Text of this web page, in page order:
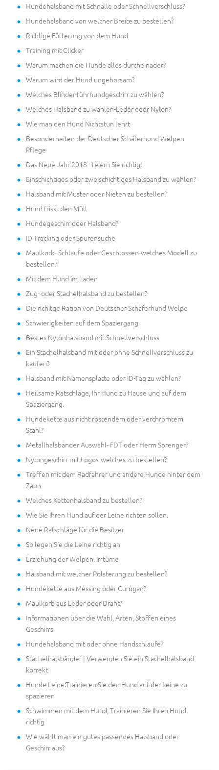
Hundehalsband mit Schnalle oder Schnellverschluss?
Hundehalsband von welcher Breite zu bestellen?
Richtige Fütterung von dem Hund
Training mit Clicker
Warum machen die Hunde alles durcheinader?
Warum wird der Hund ungehorsam?
Welches Blindenführhundgeschirr zu wählen?
Welches Halsband zu wählen-Leder oder Nylon?
Wie man den Hund Nichtstun lehrt
Besonderheiten der Deutscher Schäferhund Welpen
Pflege
Das Neue Jahr 2018 - feiern Sie richtig!
Einschichtiges oder zweischichtiges Halsband zu wählen?
Halsband mit Muster oder Nieten zu bestellen?
Hund frisst den Müll
Hundegeschirr oder Halsband?
ID Tracking oder Spurensuche
Maulkorb- Schlaufe oder Geschlossen-welches Modell zu
bestellen?
Mit dem Hund im Laden
Zug- oder Stachelhalsband zu bestellen?
Die richitge Ration von Deutscher Schäferhund Welpe
Schwierigkeiten auf dem Spaziergang
Bestes Nylonhalsband mit Schnellverschluss
Ein Stachelhalsband mit oder ohne Schnellverschluss zu
kaufen?
Halsband mit Namensplatte oder ID-Tag zu wählen?
Heilsame Ratschläge, Ihr Hund zu Hause und auf dem
Spaziergang.
Hundekette aus nicht rostendem oder verchromtem
Stahl?
Metallhalsbänder Auswahl- FDT oder Herm Sprenger?
Nylongeschirr mit Logos-welches zu bestellen?
Treffen mit dem Radfahrer und andere Hunde hinter dem
Zaun
Welches Kettenhalsband zu bestellen?
Wie Sie Ihren Hund auf der Leine richten sollen.
Neue Ratschläge für die Besitzer
So legen Sie die Leine richtig an
Erziehung der Welpen. Irrtüme
Halsband mit welcher Polsterung zu bestellen?
Hundekette aus Messing oder Curogan?
Maulkorb aus Leder oder Draht?
Informationen über die Wahl, Arten, Stoffen eines
Geschirrs
Hundehalsband mit oder ohne Handschlaufe?
Stachelhalsbänder | Verwenden Sie ein Stachelhalsband
korrekt
Hunde Leine:Trainieren Sie den Hund auf der Leine zu
spazieren
Schwimmen mit dem Hund, Trainieren Sie Ihren Hund
richtig
Wie wählt man ein gutes passendes Halsband oder
Geschirr aus?